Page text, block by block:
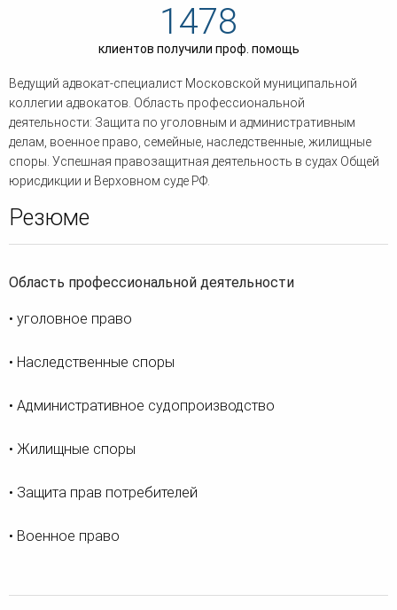
1478
клиентов получили проф. помощь
Ведущий адвокат-специалист Московской муниципальной
коллегии адвокатов. Область профессиональной
деятельности: Защита по уголовным и административным
делам, военное право, семейные, наследственные, жилищные
споры. Успешная правозащитная деятельность в судах Общей
юрисдикции и Верховном суде РФ.
Резюме
Область профессиональной деятельности
• уголовное право
• Наследственные споры
• Административное судопроизводство
• Жилищные споры
• Защита прав потребителей
• Военное право